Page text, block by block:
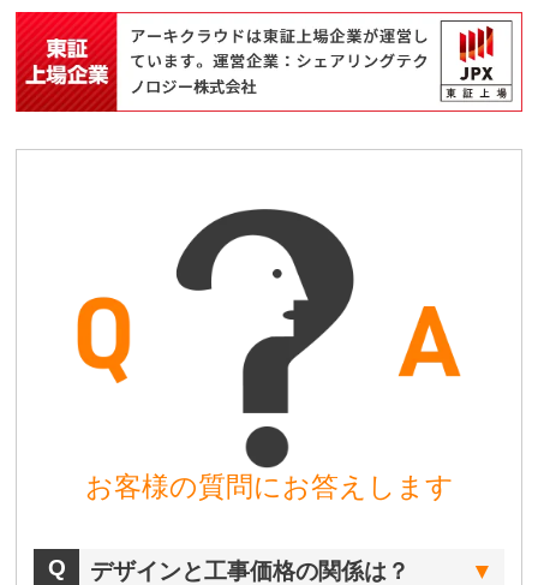
お客様の質問にお答えします
デザインと工事価格の関係は？